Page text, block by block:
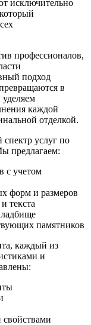
исключительно
профессионалов,
подход
в
каждой
отделкой.
услуг по
предлагаем:
с учетом
форм и размеров
текста
памятников
каждый из
и